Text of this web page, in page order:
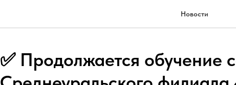
Новости
✅ Продолжается обучение